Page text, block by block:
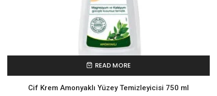
READ MORE
Cif Krem Amonyaklı Yüzey Temizleyicisi 750 ml